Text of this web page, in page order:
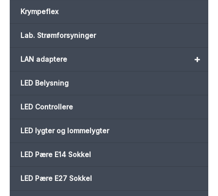
Krympeflex
Lab. Strømforsyninger
+
LAN adaptere
LED Belysning
LED Controllere
LED lygter og lommelygter
LED Pære E14 Sokkel
LED Pære E27 Sokkel